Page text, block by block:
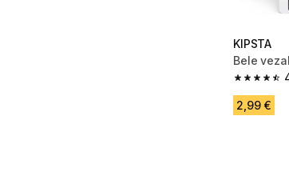
KIPSTA
Bele
4.6 od 5
2,99 €